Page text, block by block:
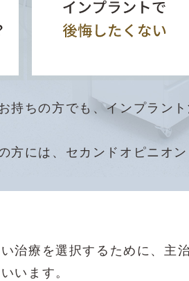
持ちの方でも、インプラン
方には、セカンドオピニオ
治療を選択するために、主
います。